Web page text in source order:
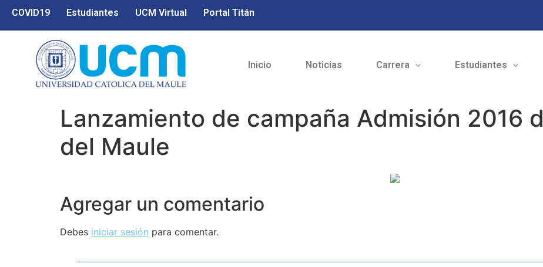
COVID19 Estudiantes UCM Virtual Portal Titán
Inicio Noticias Carrera Estudiantes
Lanzamiento de campaña Admisión 2016
del Maule
Agregar un comentario
Debes iniciar sesión para comentar.